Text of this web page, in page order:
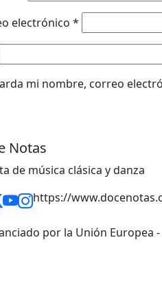
electrónico *
mi nombre, correo
Notas
de música clásica y danza
https://